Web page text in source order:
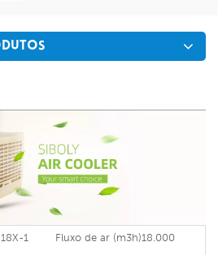
1 Fluxo de ar (m3h)18.000